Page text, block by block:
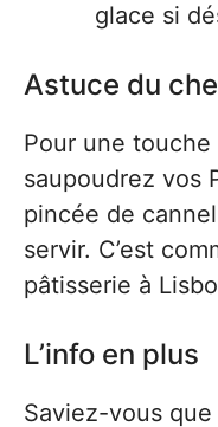
glace si
Astuce du
Pour une
saupoudrez vos
pincée de
servir. C’est
pâtisserie à
L’info en plus
Saviez-vous